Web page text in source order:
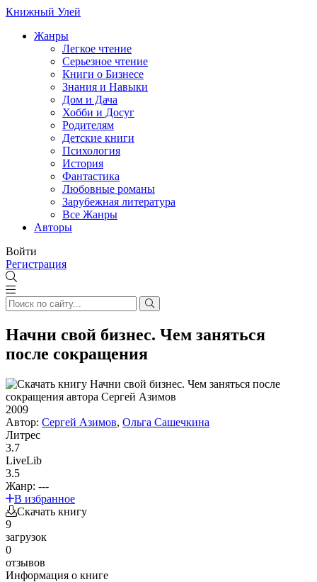
Книжный Улей
Жанры
Легкое чтение
Серьезное чтение
Книги о Бизнесе
Знания и Навыки
Дом и Дача
Хобби и Досуг
Родителям
Детские книги
Психология
История
Фантастика
Любовные романы
Зарубежная литература
Все Жанры
Авторы
Войти
Регистрация
Начни свой бизнес. Чем заняться
после сокращения
2009
Автор: Сергей Азимов, Ольга Сашечкина
Литрес
3.7
LiveLib
3.5
Жанр: ---
В избранное
Скачать книгу
9
загрузок
0
отзывов
Информация о книге